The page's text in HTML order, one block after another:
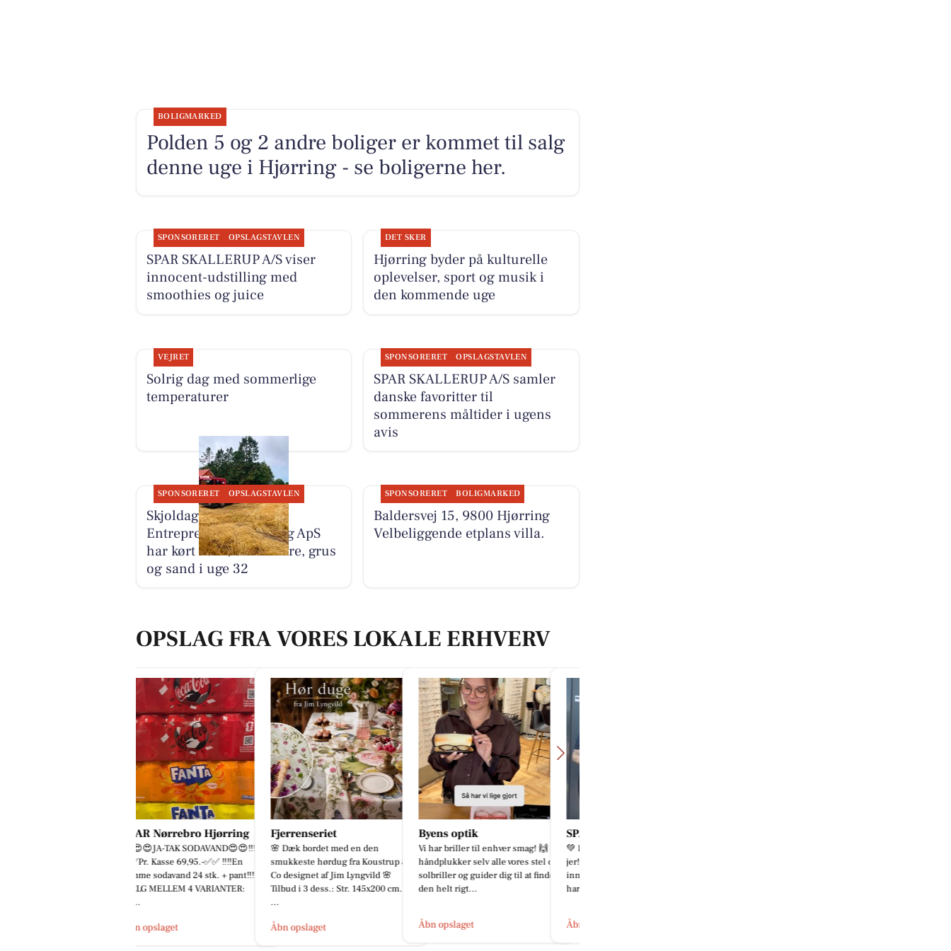
BOLIGMARKED
Polden 5 og 2 andre boliger er kommet til salg
denne uge i Hjørring - se boligerne her.
SPONSORERET OPSLAGSTAVLEN
SPAR SKALLERUP A/S viser
innocent-udstilling med
smoothies og juice
DET SKER
Hjørring byder på kulturelle
oplevelser, sport og musik i
den kommende uge
VEJRET
Solrig dag med sommerlige
temperaturer
SPONSORERET OPSLAGSTAVLEN
SPAR SKALLERUP A/S samler
danske favoritter til
sommerens måltider i ugens
avis
SPONSORERET OPSLAGSTAVLEN
Skjoldager Dræn- &
Entreprenørforrentning ApS
har kørt korn, containere, grus
og sand i uge 32
SPONSORERET BOLIGMARKED
Baldersvej 15, 9800 Hjørring
Velbeliggende etplans villa.
OPSLAG FRA VORES LOKALE ERHVERV
Fjerrenseriet
🌸 Dæk bordet med en den
smukkeste hørdug fra Koustrup &
Co designet af Jim Lyngvild 🌸
Tilbud i 3 dess.: Str. 145x200 cm.:
...
Åbn opslaget
Byens optik
Vi har briller til enhver smag! 🙌 Vi
håndplukker selv alle vores stel og
solbriller og guider dig til at finde
den helt rigt...
Åbn opslaget
SPAR SKALLERUP A/S
💚 Følg med – jeg har noget at vise
jer! 💚 Har du set min fine
innocent-udstilling? 🍓🍊🍏🥭 Jeg
har fyldt godt op med smo...
Åbn opslaget